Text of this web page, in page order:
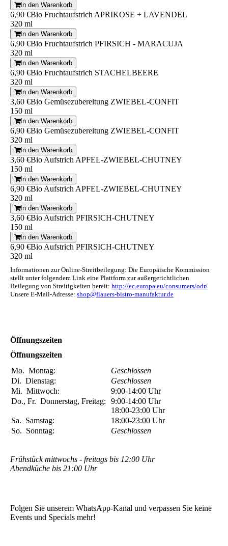
In den Warenkorb
6,90 €Bio Fruchtaufstrich APRIKOSE + LAVENDEL
320 ml
In den Warenkorb
6,90 €Bio Fruchtaufstrich PFIRSICH - MARACUJA
320 ml
In den Warenkorb
6,90 €Bio Fruchtaufstrich STACHELBEERE
320 ml
In den Warenkorb
3,60 €Bio Gemüsezubereitung ZWIEBEL-CONFIT
150 ml
In den Warenkorb
6,90 €Bio Gemüsezubereitung ZWIEBEL-CONFIT
320 ml
In den Warenkorb
3,60 €Bio Aufstrich APFEL-ZWIEBEL-CHUTNEY
150 ml
In den Warenkorb
6,90 €Bio Aufstrich APFEL-ZWIEBEL-CHUTNEY
320 ml
In den Warenkorb
3,60 €Bio Aufstrich PFIRSICH-CHUTNEY
150 ml
In den Warenkorb
6,90 €Bio Aufstrich PFIRSICH-CHUTNEY
320 ml
Informationen zur Online-Streitbeilegung: Die Europäische Kommission
stellt unter folgendem Link eine Plattform zur außergerichtlichen
Beilegung von Streitigkeiten bereit: http://ec.europa.eu/consumers/odr/
Unsere E-Mail-Adresse: shop@flauers-bistro-manufaktur.de
Öffnungszeiten
Öffnungszeiten
Mo. Montag:
Geschlossen
Di. Dienstag:
Geschlossen
Mi. Mittwoch: 9:00-14:00 Uhr
Do., Fr. Donnerstag, Freitag: 9:00-14:00 Uhr
18:00-23:00 Uhr
Sa. Samstag: 18:00-23:00 Uhr
So. Sonntag: Geschlossen
Frühstück mittwochs - freitags bis 12:00 Uhr
Abendküche bis 21:00 Uhr
Folgen Sie unserem WhatsApp-Kanal und verpassen Sie keine
Events und Specials mehr!